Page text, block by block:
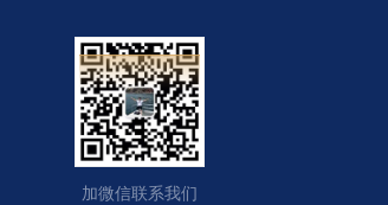
加微信联系我们